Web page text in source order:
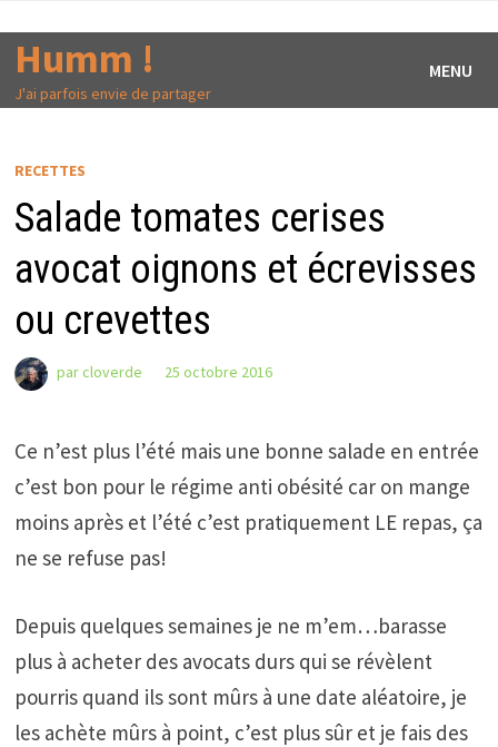
au
contenu
Humm !
J'ai parfois envie de partager
MENU
RECETTES
Salade tomates cerises
avocat oignons et écrevisses
ou crevettes
parcloverde 25 octobre 2016
Ce n’est plus l’été mais une bonne salade en entrée
c’est bon pour le régime anti obésité car on mange
moins après et l’été c’est pratiquement LE repas, ça
ne se refuse pas!
Depuis quelques semaines je ne m’em…barasse
plus à acheter des avocats durs qui se révèlent
pourris quand ils sont mûrs à une date aléatoire, je
les achète mûrs à point, c’est plus sûr et je fais des